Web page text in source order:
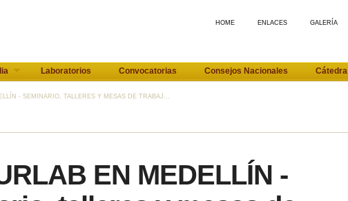
HOME ENLACES GALERÍA
Laboratorios Convocatorias Consejos Nacionales Cátedra
- SEMINARIO, TALLERES Y MESAS DE TRABAJ...
EN MEDELLÍN -